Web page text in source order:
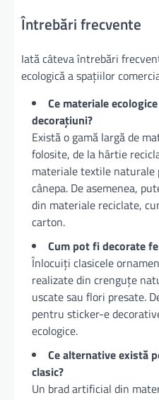
Întrebări frecvente
Iată câteva întrebări
ecologică a spațiilor
Ce materiale
decorațiuni?
Există o gamă largă de
folosite, de la hârtie
materiale textile naturale
cânepa. De asemenea,
din materiale reciclate,
carton.
Cum pot fi decorate
Înlocuiți clasicele
realizate din crenguțe
uscate sau flori presate.
pentru sticker-e
ecologice.
Ce alternative există
clasic?
Un brad artificial din